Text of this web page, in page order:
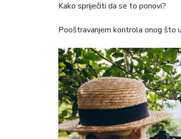
Kako spriječiti da se to ponovi?
Pooštravanjem kontrola onog što